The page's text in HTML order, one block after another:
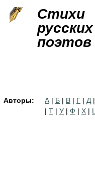
Стихи
русских
поэтов
Авторы: А | Б | В | Г | Д |
| Т | У | Ф | Х |